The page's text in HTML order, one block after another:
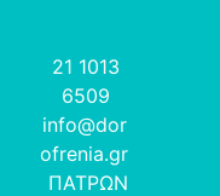
21 1013
6509
info@dor
ofrenia.gr
ΠΑΤΡΩΝ